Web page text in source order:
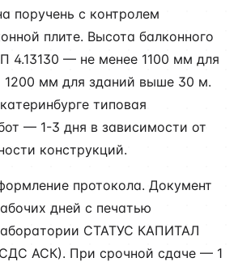
поручень с контролем
плите. Высота балконного
4.13130 — не менее 1100 мм для
мм для зданий выше 30 м.
типовая
— 1-3 дня в зависимости от
конструкций.
протокола. Документ
дней с печатью
СТАТУС КАПИТАЛ
СДС АСК). При срочной сдаче — 1